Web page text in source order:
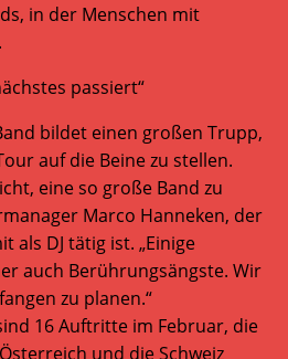
in der Menschen mit
passiert“
bildet einen großen Trupp,
auf die Beine zu stellen.
eine so große Band zu
Marco Hanneken, der
als DJ tätig ist. „Einige
auch Berührungsängste. Wir
zu planen.“
16 Auftritte im Februar, die
und die Schweiz